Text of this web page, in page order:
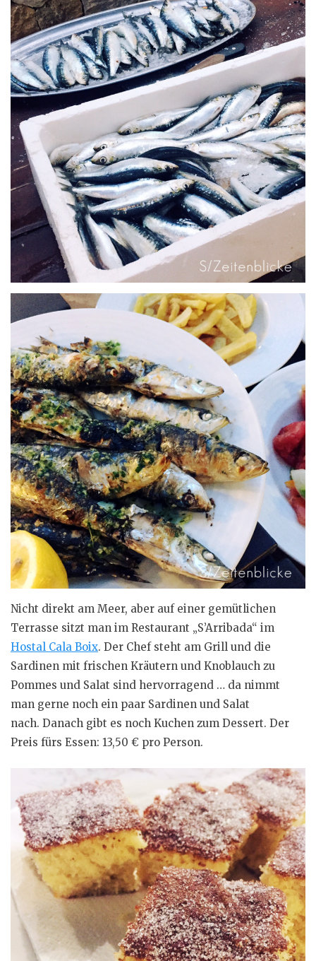
Nicht direkt am Meer, aber auf einer gemütlichen
Terrasse sitzt man im Restaurant „S’Arribada“ im
Hostal Cala Boix. Der Chef steht am Grill und die
Sardinen mit frischen Kräutern und Knoblauch zu
Pommes und Salat sind hervorragend … da nimmt
man gerne noch ein paar Sardinen und Salat
nach. Danach gibt es noch Kuchen zum Dessert. Der
Preis fürs Essen: 13,50 € pro Person.